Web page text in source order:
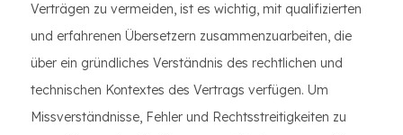
Verträgen zu vermeiden, ist es wichtig, mit qualifizierten
und erfahrenen Übersetzern zusammenzuarbeiten, die
über ein gründliches Verständnis des rechtlichen und
technischen Kontextes des Vertrags verfügen. Um
Missverständnisse, Fehler und Rechtsstreitigkeiten zu